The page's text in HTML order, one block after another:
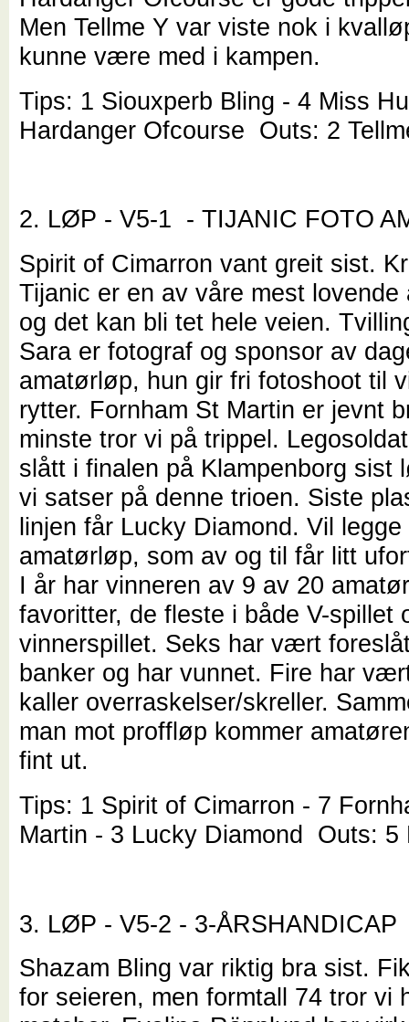
Men Tellme Y var viste nok i
kunne være med i kampen.
Tips: 1 Siouxperb Bling - 4 Miss
Hardanger Ofcourse Outs: 2
2. LØP - V5-1 - TIJANIC FOTO
Spirit of Cimarron vant greit sist.
Tijanic er en av våre mest lovende
og det kan bli tet hele veien.
Sara er fotograf og sponsor av
amatørløp, hun gir fri fotoshoot til
rytter. Fornham St Martin er jevnt
minste tror vi på trippel.
slått i finalen på Klampenborg sist
vi satser på denne trioen. Siste
linjen får Lucky Diamond. Vil
amatørløp, som av og til får litt
I år har vinneren av 9 av 20
favoritter, de fleste i både V-spillet
vinnerspillet. Seks har vært
banker og har vunnet. Fire har
kaller overraskelser/skreller.
man mot proffløp kommer
fint ut.
Tips: 1 Spirit of Cimarron - 7
Martin - 3 Lucky Diamond Outs: 5
3. LØP - V5-2 - 3-ÅRSHANDICAP
Shazam Bling var riktig bra sist.
for seieren, men formtall 74 tror vi